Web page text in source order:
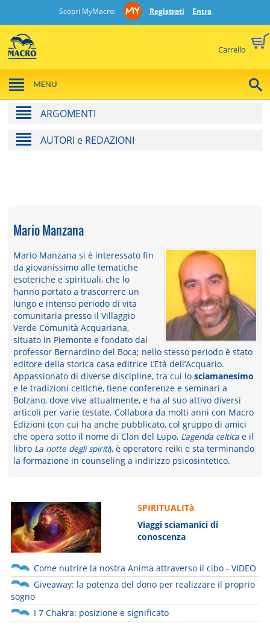
Scopri MyMacro: Registrati Entra
Carrello
MENU
ARGOMENTI
AUTORI e REDAZIONI
Mario Manzana
Mario Manzana si è interessato fin
da giovanissimo alle tematiche
esoteriche e spirituali, che lo
hanno portato a trascorrere un
lungo e intenso periodo di vita
comunitaria presso il Villaggio
Verde Comunità Acquariana,
situato in Piemonte e fondato dal
professor Bernardino del Boca; nello stesso periodo è stato
editore della storica casa editrice L’Età dell’Acquario.
Appassionato di diverse discipline, tra cui lo sciamanesimo
e le tradizioni celtiche, tiene conferenze e seminari a
Bolzano, dove vive attualmente, e ha al suo attivo diversi
articoli per varie testate. Collabora da molti anni con Macro
Edizioni (con cui ha anche pubblicato, col gruppo di amici
che opera sotto il nome di Clan del Lupo,L’agenda celticae il
libro La notte degli spiriti), è operatore reiki e sta terminando
la formazione in counseling a indirizzo psicosintetico.
SPIRITUALITà
Viaggi sciamanici di
conoscenza
Come nutrire la nostra Anima attraverso il cibo - VIDEO
Giveaway: la potenza del dono per realizzare il proprio
sogno
I 7 Chakra: posizione e significato